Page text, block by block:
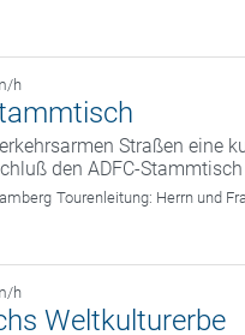
h
Straßen eine
den ADFC-
Tourenleitung: Herrn und
h
Weltkulturerbe